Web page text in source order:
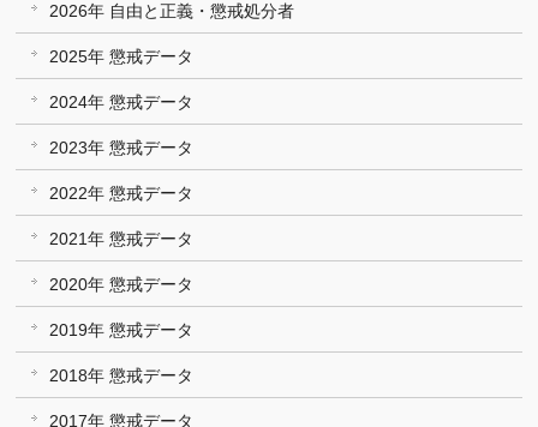
2026年 自由と正義・懲戒処分者
2025年 懲戒データ
2024年 懲戒データ
2023年 懲戒データ
2022年 懲戒データ
2021年 懲戒データ
2020年 懲戒データ
2019年 懲戒データ
2018年 懲戒データ
2017年 懲戒データ